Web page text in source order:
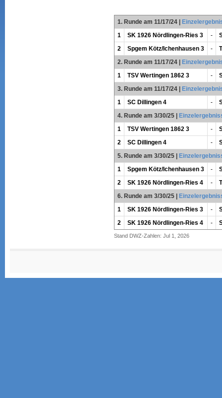
1. Runde am 11/17/24|
1
SK 1926 Nördlingen-Ries 3 -
2
Spgem Kötz/Ichenhausen 3 -
2. Runde am 11/17/24|
1
TSV Wertingen 1862 3 -
3. Runde am 11/17/24|
1
SC Dillingen 4 -
4. Runde am 3/30/25|
1
TSV Wertingen 1862 3 -
2
SC Dillingen 4 -
5. Runde am 3/30/25|
1
Spgem Kötz/Ichenhausen 3 -
2
SK 1926 Nördlingen-Ries 4 -
6. Runde am 3/30/25|
1
SK 1926 Nördlingen-Ries 3 -
2
SK 1926 Nördlingen-Ries 4 -
Stand DWZ-Zahlen: Jul 1, 2026